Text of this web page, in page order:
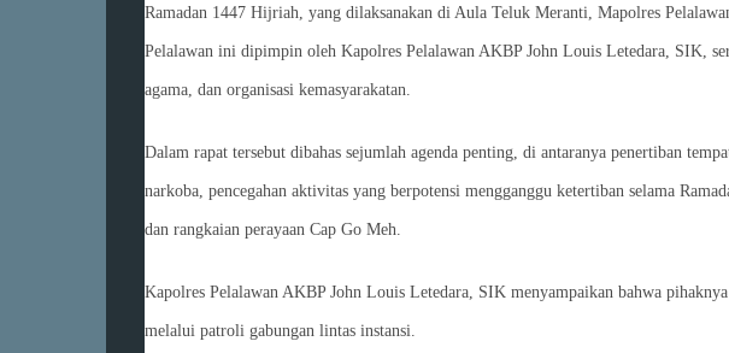
Ramadan 1447 Hijriah, yang dilaksanakan di Aula Teluk Meranti, Mapolres
Pelalawan ini dipimpin oleh Kapolres Pelalawan AKBP John Louis Letedara, SIK,
agama, dan organisasi kemasyarakatan.
Dalam rapat tersebut dibahas sejumlah agenda penting, di antaranya penertiban
narkoba, pencegahan aktivitas yang berpotensi mengganggu ketertiban selama
dan rangkaian perayaan Cap Go Meh.
Kapolres Pelalawan AKBP John Louis Letedara, SIK menyampaikan bahwa
melalui patroli gabungan lintas instansi.